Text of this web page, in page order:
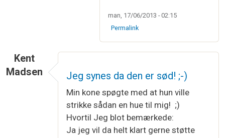
man, 17/06/2013 - 02:15
Permalink
Kent
Madsen
Jeg synes da den er sød! ;-)
Min kone spøgte med at hun ville
strikke sådan en hue til mig! ;)
Hvortil Jeg blot bemærkede:
Ja jeg vil da helt klart gerne støtte